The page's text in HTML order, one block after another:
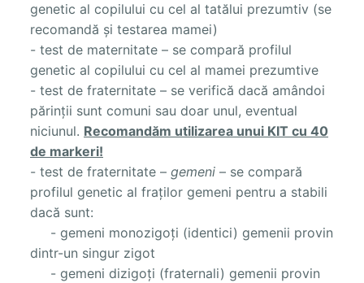
genetic al copilului cu cel al tatălui prezumtiv (se
recomandă și testarea mamei)
- test de maternitate – se compară profilul
genetic al copilului cu cel al mamei prezumtive
- test de fraternitate – se verifică dacă amândoi
părinții sunt comuni sau doar unul, eventual
niciunul. Recomandăm utilizarea unui KIT cu 40
de markeri!
- test de fraternitate – gemeni – se compară
profilul genetic al fraților gemeni pentru a stabili
dacă sunt:
‎ ‎ ‎ ‎‎ ‎ - gemeni monozigoți (identici) gemenii provin
dintr-un singur zigot
‎ ‎ ‎ ‎ ‎ ‎- gemeni dizigoți (fraternali) gemenii provin